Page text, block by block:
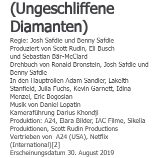
(Ungeschliffene
Diamanten)
Regie: Josh Safdie und Benny Safdie
Produziert von Scott Rudin, Eli Busch
und Sebastian Bär-McClard
Drehbuch von Ronald Bronstein, Josh Safdie und
Benny Safdie
In den Hauptrollen Adam Sandler, Lakeith
Stanfield, Julia Fuchs, Kevin Garnett, Idina
Menzel, Eric Bogosian
Musik von Daniel Lopatin
Kameraführung Darius Khondji
Produktion: A24, Elara Bilder, IAC Filme, Sikelia
Produktionen, Scott Rudin Productions
Vertrieben von A24 (USA), Netflix
(International)[2]
Erscheinungsdatum 30. August 2019